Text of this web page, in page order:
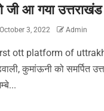
जी आ गया
3, 2022 Admin
ott platform of
कुमांऊनी को समर्पित